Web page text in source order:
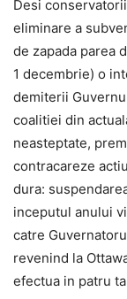
Desi
eliminare a
de zapada parea
1 decembrie) o
demiterii
coalitiei din
neasteptate,
contracareze
dura:
inceputul anului
catre
revenind la
efectua in patru